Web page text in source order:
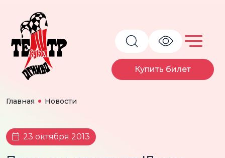
Купить билет
Главная Новости
23 октября 2013